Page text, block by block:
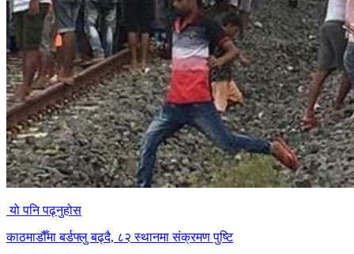
यो पनि पढ्नुहोस
काठमाडौँमा बर्डफ्लु बढ्दै, ८२ स्थानमा संक्रमण पुष्टि